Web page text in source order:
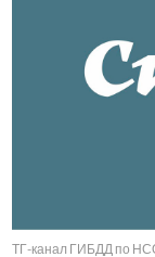
ТГ-канал ГИБДД по